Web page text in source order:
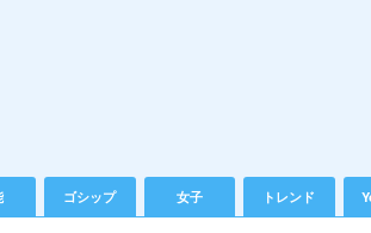
ゴシップ 女子 トレンド